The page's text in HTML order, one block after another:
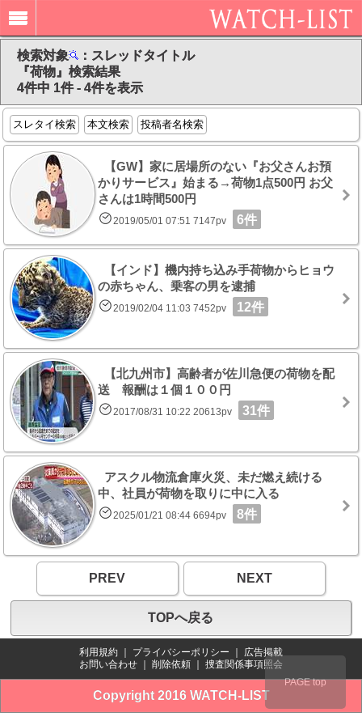
検索対象
：スレッドタイトル
『荷物』検索結果
4件中 1件 - 4件を表示
スレタイ検索 本文検索 投稿者名検索
【GW】家に居場所のない『お父さんお預
かりサービス』始まる→荷物1点500円 お父
さんは1時間500円
2019/05/01 07:51 7147pv 6件
【インド】機内持ち込み手荷物からヒョウ
の赤ちゃん、乗客の男を逮捕
2019/02/04 11:03 7452pv 12件
【北九州市】高齢者が佐川急便の荷物を配
送 報酬は１個１００円
2017/08/31 10:22 20613pv 31件
アスクル物流倉庫火災、未だ燃え続ける
中、社員が荷物を取りに中に入る
2025/01/21 08:44 6694pv 8件
PREV NEXT
TOPへ戻る
利用規約 プライバシーポリシー
広告掲載
お問い合わせ
削除依頼 捜査関係事項照会
Copyright 2016 WATCH-LIST
PAGE top